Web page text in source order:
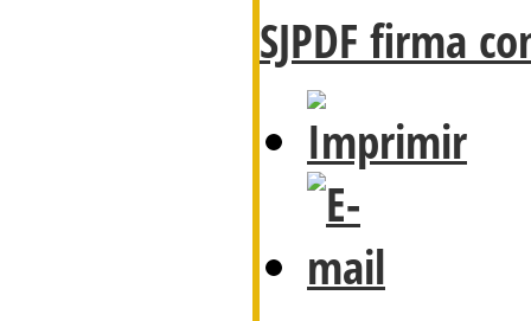
SJPDF firma